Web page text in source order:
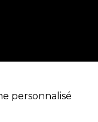
personnalisé